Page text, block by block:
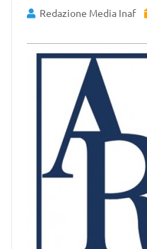
Redazione Media Inaf